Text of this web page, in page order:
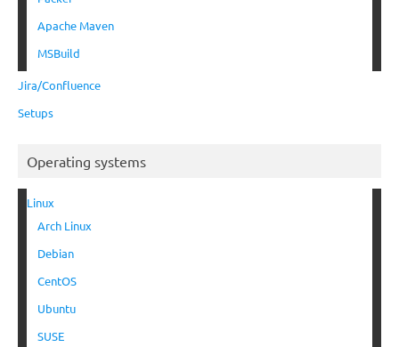
Apache Maven
MSBuild
Jira/Confluence
Setups
Operating systems
Linux
Arch Linux
Debian
CentOS
Ubuntu
SUSE